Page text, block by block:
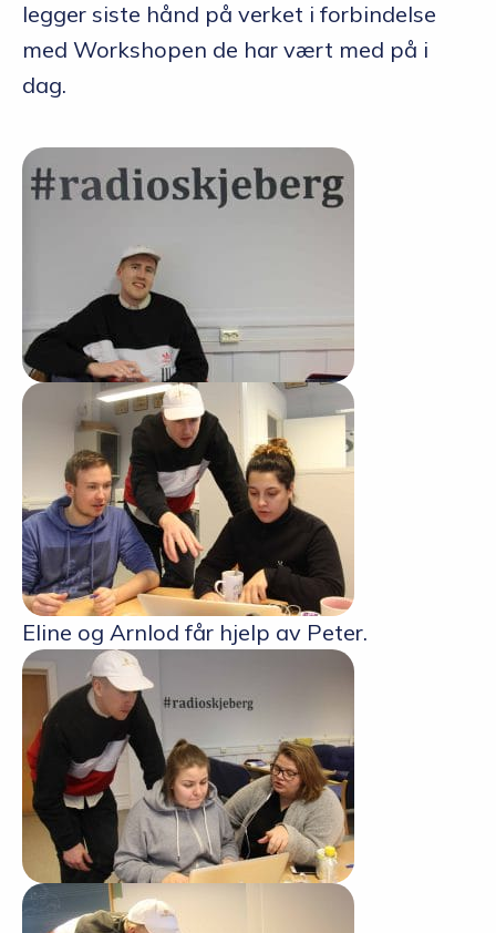
legger siste hånd på verket i forbindelse
med Workshopen de har vært med på i
dag.
Eline og Arnlod får hjelp av Peter.